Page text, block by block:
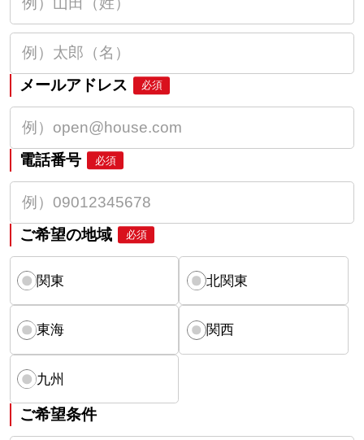
メールアドレス 必須
電話番号 必須
ご希望の地域 必須
関東 北関東
東海 関西
九州
ご希望条件